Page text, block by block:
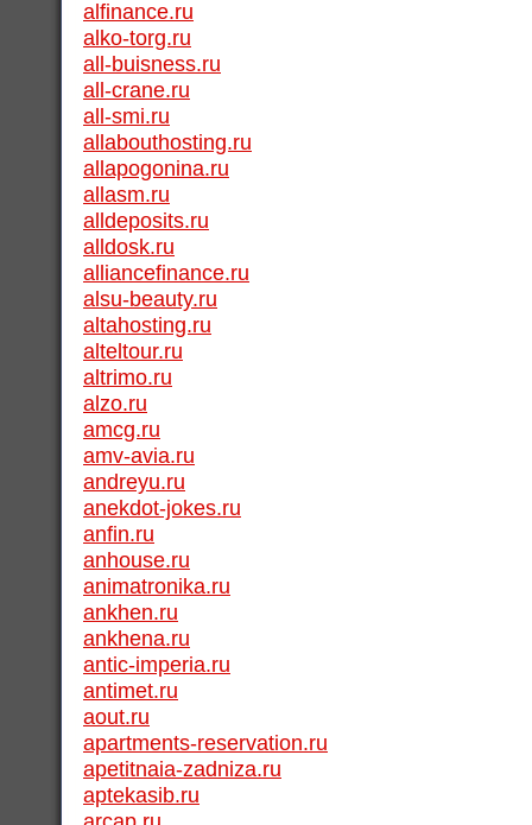
alfinance.ru
alko-torg.ru
all-buisness.ru
all-crane.ru
all-smi.ru
allabouthosting.ru
allapogonina.ru
allasm.ru
alldeposits.ru
alldosk.ru
alliancefinance.ru
alsu-beauty.ru
altahosting.ru
alteltour.ru
altrimo.ru
alzo.ru
amcg.ru
amv-avia.ru
andreyu.ru
anekdot-jokes.ru
anfin.ru
anhouse.ru
animatronika.ru
ankhen.ru
ankhena.ru
antic-imperia.ru
antimet.ru
aout.ru
apartments-reservation.ru
apetitnaia-zadniza.ru
aptekasib.ru